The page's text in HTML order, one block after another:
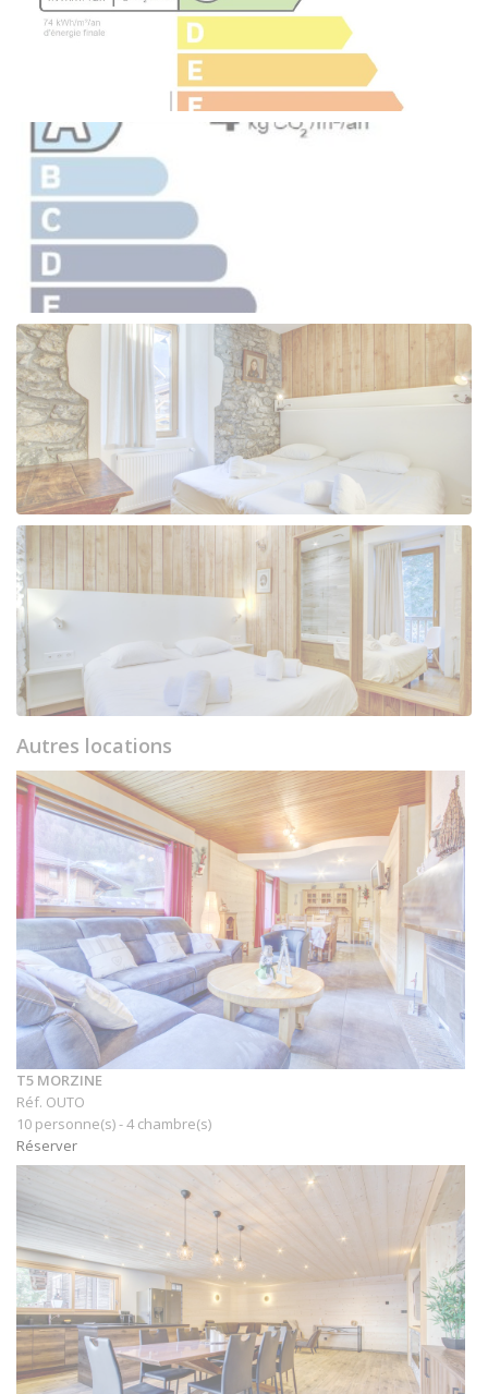
Autres locations
T5 MORZINE
Réf. OUTO
10 personne(s) - 4 chambre(s)
Réserver